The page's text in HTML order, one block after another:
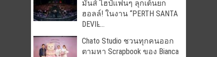
มันส์ ไฮป์แฟนๆ ลุกเต้นยก
ฮอลล์! ในงาน “PERTH SANTA
DEVIL̵...
Chato Studio ชวนทุกคนออก
ตามหา Scrapbook ของ Bianca